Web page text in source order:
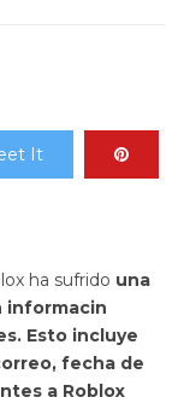
It
ha sufrido una
informacin
Esto incluye
fecha de
a Roblox